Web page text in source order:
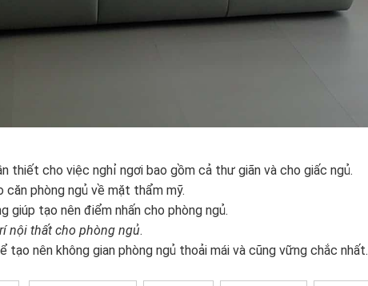
thiết cho việc nghỉ ngơi bao gồm cả thư giãn và cho giấc ngủ.
căn phòng ngủ về mặt thẩm mỹ.
tạo nên điểm nhấn cho phòng ngủ.
nội thất cho phòng ngủ.
nên không gian phòng ngủ thoải mái và cũng vững chắc nhất.